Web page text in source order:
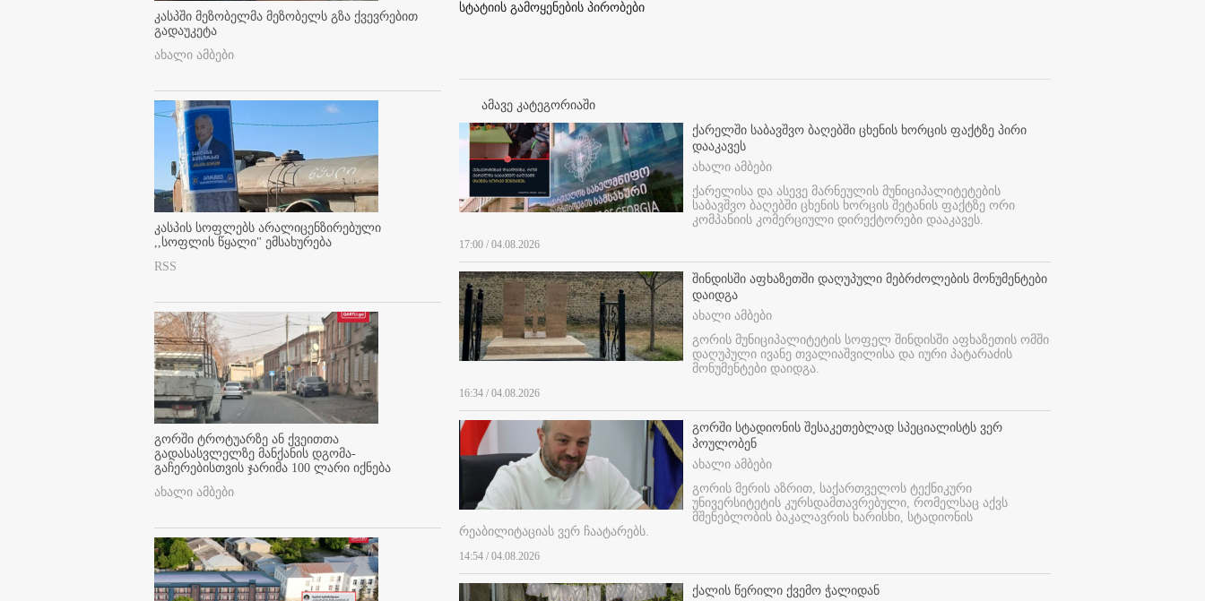
კასპში მეზობელმა მეზობელს გზა ქვევრებით
გადაუკეტა
ახალი ამბები
კასპის სოფლებს არალიცენზირებული
,,სოფლის წყალი" ემსახურება
RSS
გორში ტროტუარზე ან ქვეითთა
გადასასვლელზე მანქანის დგომა-
გაჩერებისთვის ჯარიმა 100 ლარი იქნება
ახალი ამბები
სტატიის გამოყენების პირობები
ამავე კატეგორიაში
ქარელში საბავშვო ბაღებში ცხენის ხორცის ფაქტზე პირი
დააკავეს
ახალი ამბები
ქარელისა და ასევე მარნეულის მუნიციპალიტეტების
საბავშვო ბაღებში ცხენის ხორცის შეტანის ფაქტზე ორი
კომპანიის კომერციული დირექტორები დააკავეს.
17:00 / 04.08.2026
შინდისში აფხაზეთში დაღუპული მებრძოლების მონუმენტები
დაიდგა
ახალი ამბები
გორის მუნიციპალიტეტის სოფელ შინდისში აფხაზეთის ომში
დაღუპული ივანე თვალიაშვილისა და იური პატარაძის
მონუმენტები დაიდგა.
16:34 / 04.08.2026
გორში სტადიონის შესაკეთებლად სპეციალისტს ვერ
პოულობენ
ახალი ამბები
გორის მერის აზრით, საქართველოს ტექნიკური
უნივერსიტეტის კურსდამთავრებული, რომელსაც აქვს
მშენებლობის ბაკალავრის ხარისხი, სტადიონის
რეაბილიტაციას ვერ ჩაატარებს.
14:54 / 04.08.2026
ქალის წერილი ქვემო ჭალიდან